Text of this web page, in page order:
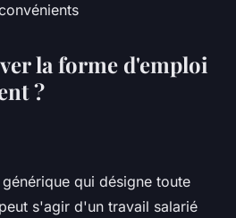
la forme d'emploi
?
qui désigne toute
s'agir d'un travail salarié